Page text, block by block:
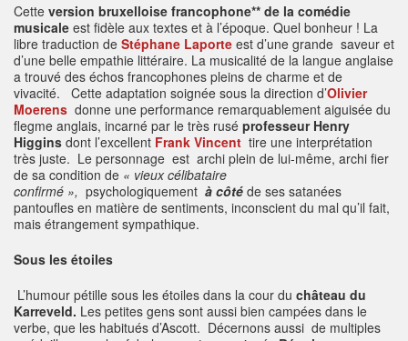
Cette version bruxelloise francophone** de la comédie
musicale est fidèle aux textes et à l’époque. Quel bonheur ! La
libre traduction de Stéphane Laporte est d’une grande saveur et
d’une belle empathie littéraire. La musicalité de la langue anglaise
a trouvé des échos francophones pleins de charme et de
vivacité. Cette adaptation soignée sous la direction d’Olivier
Moerens donne une performance remarquablement aiguisée du
flegme anglais, incarné par le très rusé professeur Henry
Higgins dont l’excellent Frank Vincent tire une interprétation
très juste. Le personnage est archi plein de lui-même, archi fier
de sa condition de « vieux célibataire
confirmé », psychologiquement à côté de ses satanées
pantoufles en matière de sentiments, inconscient du mal qu’il fait,
mais étrangement sympathique.
Sous les étoiles
L’humour pétille sous les étoiles dans la cour du château du
Karreveld. Les petites gens sont aussi bien campées dans le
verbe, que les habitués d’Ascott. Décernons aussi de multiples